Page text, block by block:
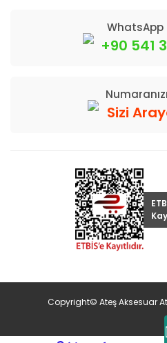
WhatsApp
+90 541
Sizi
Copyright© Ateş Aksesuar